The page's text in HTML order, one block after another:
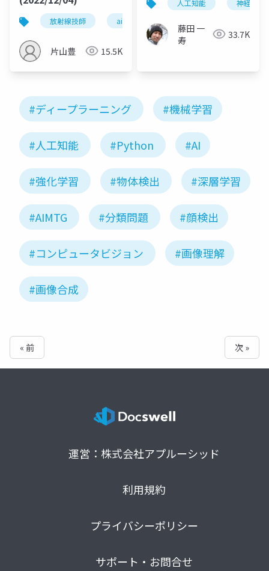
放射線技師 ai
片山豊 15.5K
人工知能 神経科学
藤田 一
寿
33.7K
#ディープラーニング #機械学習
#人工知能 #Python #AI
#強化学習 #物体検出 #深層学習
#AIMTG #分類問題 #顔検出
#コンピュータビジョン #画像理解
#画像合成
« 前 次 »
運営：株式会社アプルーシッド
利用規約
プライバシーポリシー
サポート・お問合せ